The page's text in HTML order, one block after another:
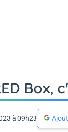
Box,
à 09h23